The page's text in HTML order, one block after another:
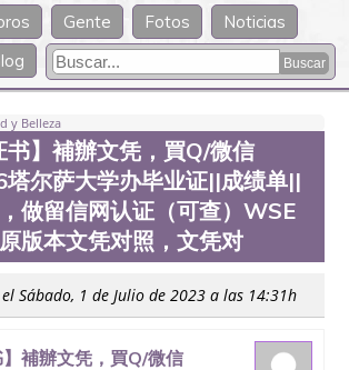
Gente Fotos
Noticias
y Belleza
书】補辦文凭，買Q/微信
尔萨大学办毕业证||成绩单||
做留信网认证（可查）WSE
版本文凭对照，文凭对
Sábado, 1 de Julio de 2023 a las 14:31h
補辦文凭，買Q/微信